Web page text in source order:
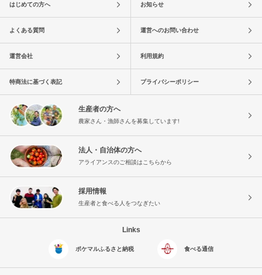
はじめての方へ お知らせ
よくある質問 運営へのお問い合わせ
運営会社 利用規約
特商法に基づく表記 プライバシーポリシー
生産者の方へ
農家さん・漁師さんを募集しています!
法人・自治体の方へ
アライアンスのご相談はこちらから
採用情報
生産者と食べる人をつなぎたい
Links
ポケマルふるさと納税 食べる通信